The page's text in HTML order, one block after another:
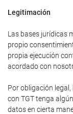
Legitimación
Las bases jurídicas
propio
propia ejecución
acordado con
Por obligación
con TGT tenga
datos en cierta